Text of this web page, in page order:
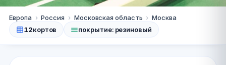
Москва
СК Good:Win
★★★★★5.0
Европа › Россия › Московская область › Москва
12кортов покрытие: резиновый